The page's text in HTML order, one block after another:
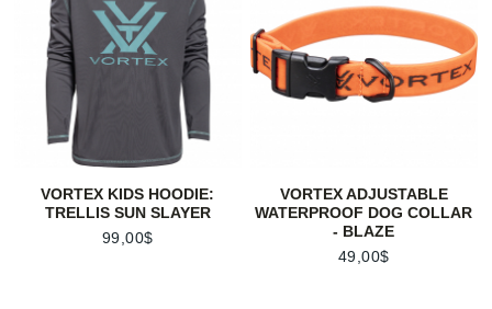
VORTEX KIDS HOODIE:
TRELLIS SUN SLAYER
99,00$
VORTEX ADJUSTABLE
WATERPROOF DOG COLLAR
- BLAZE
49,00$